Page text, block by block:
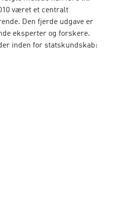
været et centralt
Den fjerde udgave er
eksperter og forskere.
inden for statskundskab: